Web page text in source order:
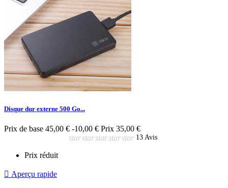
Disque dur externe 500 Go...
Prix de base 45,00 € -10,00 € Prix 35,00 €
starstarstarstarstar 13 Avis
Prix réduit
 Aperçu rapide